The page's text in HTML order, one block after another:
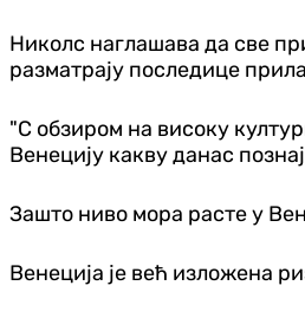
Николс наглашава да све
разматрају последице
"С обзиром на високу
Венецију какву данас
Зашто ниво мора расте у
Венеција је већ изложена